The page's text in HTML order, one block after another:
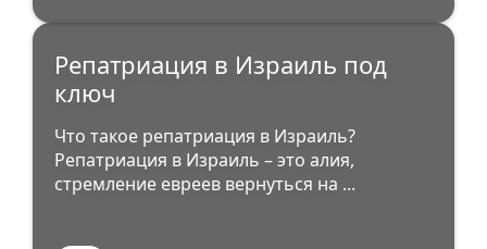
Репатриация в Израиль под
ключ
Что такое репатриация в Израиль?
Репатриация в Израиль – это алия,
стремление евреев вернуться на ...